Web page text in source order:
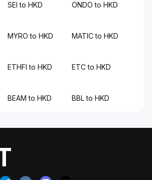
SEI to HKD ONDO to HKD
MYRO to HKD MATIC to HKD
ETHFI to HKD ETC to HKD
BEAM to HKD BBL to HKD